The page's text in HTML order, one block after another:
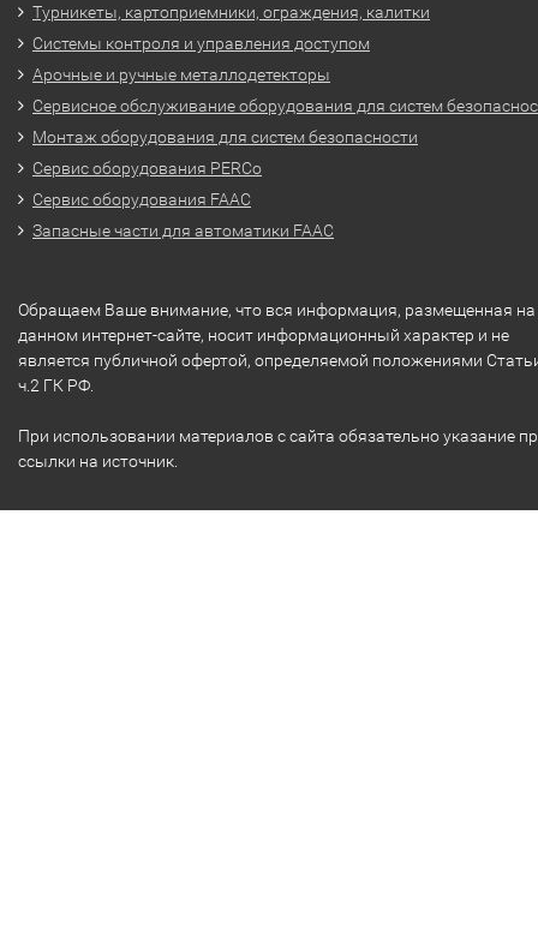
Турникеты, картоприемники, ограждения, калитки
Системы контроля и управления доступом
Арочные и ручные металлодетекторы
Сервисное обслуживание оборудования для систем
Монтаж оборудования для систем безопасности
Сервис оборудования PERCo
Сервис оборудования FAAC
Запасные части для автоматики FAAC
Обращаем Ваше внимание, что вся информация, размещенная на
данном интернет-сайте, носит информационный характер и не
является публичной офертой, определяемой положениями
ч.2 ГК РФ.
При использовании материалов с сайта обязательно указание
ссылки на источник.